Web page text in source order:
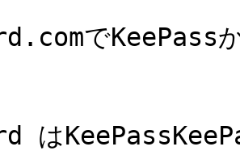
でKeePass
は